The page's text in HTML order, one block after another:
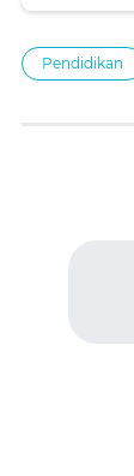
Pendidikan